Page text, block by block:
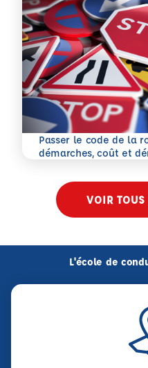
Passer le code de la
démarches, coût et
En savoir plus
VOIR
L'école de